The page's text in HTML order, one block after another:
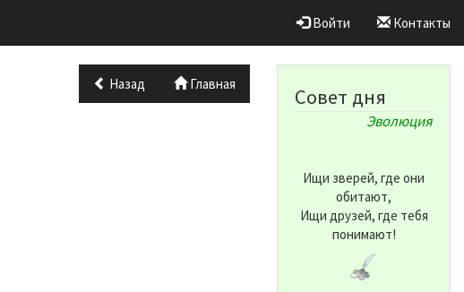
Войти Контакты
Главная
Назад
Совет дня
Эволюция
Ищи зверей, где они
обитают,
Ищи друзей, где тебя
понимают!